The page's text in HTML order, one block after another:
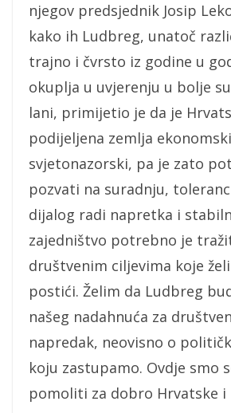
njegov predsjednik Josip
kako ih Ludbreg, unatoč
trajno i čvrsto iz godine u
okuplja u uvjerenju u bolje
lani, primijetio je da je
podijeljena zemlja
svjetonazorski, pa je zato
pozvati na suradnju,
dijalog radi napretka i
zajedništvo potrebno je
društvenim ciljevima koje
postići. Želim da Ludbreg
našeg nadahnuća za
napredak, neovisno o
koju zastupamo. Ovdje smo
pomoliti za dobro Hrvatske i